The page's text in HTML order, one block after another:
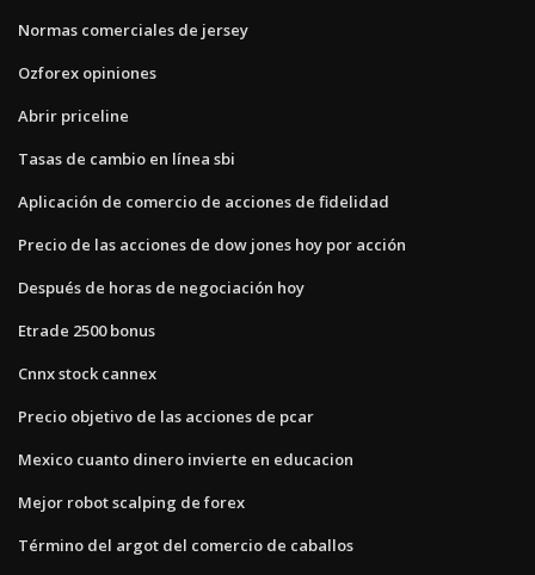
Normas comerciales de jersey
Ozforex opiniones
Abrir priceline
Tasas de cambio en línea sbi
Aplicación de comercio de acciones de fidelidad
Precio de las acciones de dow jones hoy por acción
Después de horas de negociación hoy
Etrade 2500 bonus
Cnnx stock cannex
Precio objetivo de las acciones de pcar
Mexico cuanto dinero invierte en educacion
Mejor robot scalping de forex
Término del argot del comercio de caballos